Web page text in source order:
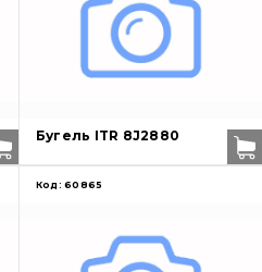
Бугель ITR 8J2880
Код: 60865